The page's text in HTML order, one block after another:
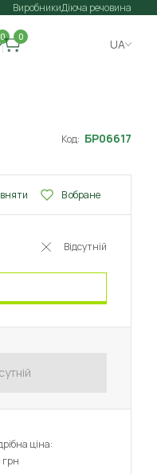
ВиробникиДіюча речовина
0 0
UA
Код: БР06617
В обране
Відсутній
ціна:
грн